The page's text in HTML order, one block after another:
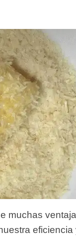
muchas